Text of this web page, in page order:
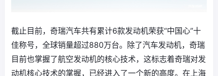
截止目前，奇瑞汽车共有累计6款发动机荣获“中国心”十
佳称号，全球销量超过880万台。除了汽车发动机，奇瑞
目前也掌握了航空发动机的核心技术，这标志着奇瑞对发
动机核心技术的掌握，已经进入了一个新的高度。在上海